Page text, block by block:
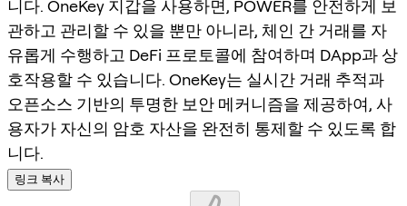
니다. OneKey 지갑을 사용하면, POWER를 안전하게 보
관하고 관리할 수 있을 뿐만 아니라, 체인 간 거래를 자
유롭게 수행하고 DeFi 프로토콜에 참여하며 DApp과 상
호작용할 수 있습니다. OneKey는 실시간 거래 추적과
오픈소스 기반의 투명한 보안 메커니즘을 제공하여, 사
용자가 자신의 암호 자산을 완전히 통제할 수 있도록 합
니다.
링크 복사